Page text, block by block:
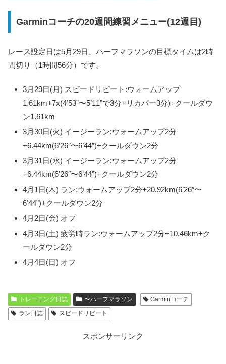
Garminコーチの20週間練習メニュー(12週目)
レース設定日は5月29日、ハーフマラソンの目標タイムは2時
間切り（1時間56分）です。
3月29日(月) スピードリピート:ウォームアップ
1.61km+7x(4’53”〜5’11”で3分+リカバー3分)+クールダウ
ン1.61km
3月30日(火) イージーラン:ウォームアップ2分
+6.44km(6’26″〜6’44”)+クールダウン2分
3月31日(水) イージーラン:ウォームアップ2分
+6.44km(6’26″〜6’44”)+クールダウン2分
4月1日(木) ラン:ウォームアップ2分+20.92km(6’26″〜
6’44”)+クールダウン2分
4月2日(金) オフ
4月3日(土) 疲労時ラン:ウォームアップ2分+10.46km+ク
ールダウン2分
4月4日(日) オフ
トレーニング日誌 〜ハーフマラソン
Garminコーチ
ラン日誌
スピードリピート
スポンサーリンク